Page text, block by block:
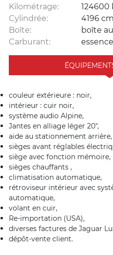
Kilométrage:
124600
Cylindrée:
4196
Boîte:
boîte
Carburant:
essence
couleur extérieure : noir,
intérieur : cuir noir,
système audio Alpine,
Jantes en alliage léger 20″,
aide au stationnement arrière,
sièges avant réglables
siège avec fonction mémoire,
sièges chauffants ,
climatisation automatique,
rétroviseur intérieur avec
automatique,
volant en cuir,
Re-importation (USA),
diverses factures de Jaguar
dépôt-vente client.